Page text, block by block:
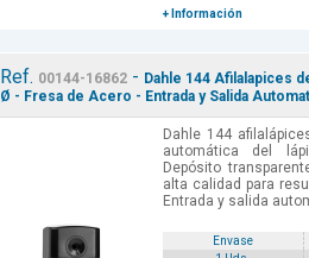
+ Información
Ref. 00144-16862- Dahle 144 Afilalapices
Ø - Fresa de Acero - Entrada y Salida
Dahle 144
automática del
Depósito
alta calidad para
Entrada y salida
Envase